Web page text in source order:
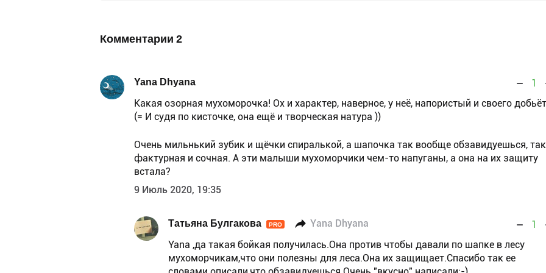
Комментарии 2
Yana Dhyana
1
Какая озорная мухоморочка! Ох и характер, наверное, у неё, напористый и своего
(= И судя по кисточке, она ещё и творческая натура ))
Очень мильнький зубик и щёчки спиралькой, а шапочка так вообще обзавидуешься,
фактурная и сочная. А эти малыши мухоморчики чем-то напуганы, а она на их защиту
встала?
9 Июль 2020, 19:35
Татьяна Булгакова PRO Yana Dhyana
1
Yana ,да такая бойкая получилась.Она против чтобы давали по шапке в лесу
мухоморчикам,что они полезны для леса.Она их защищает.Спасибо так ее